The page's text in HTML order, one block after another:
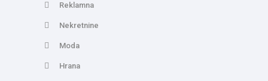
Reklamna
Nekretnine
Moda
Hrana